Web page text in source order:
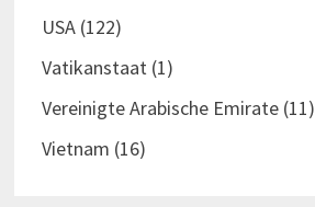
USA(122)
Vatikanstaat (1)
Vereinigte Arabische Emirate(11)
Vietnam (16)